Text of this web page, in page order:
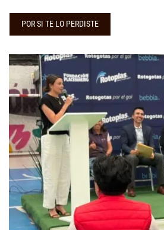
POR SI TE LO PERDISTE